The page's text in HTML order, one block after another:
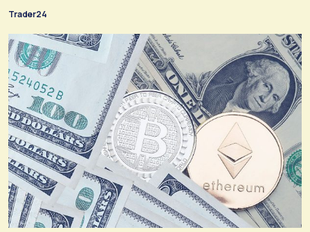
Trader24